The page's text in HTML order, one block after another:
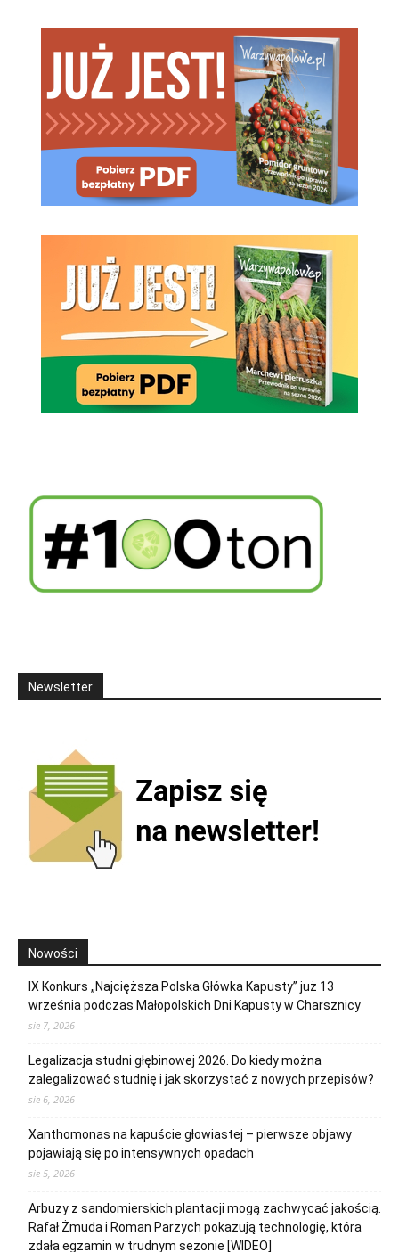
Newsletter
Nowości
IX Konkurs „Najcięższa Polska Główka Kapusty” już 13
września podczas Małopolskich Dni Kapusty w Charsznicy
sie 7, 2026
Legalizacja studni głębinowej 2026. Do kiedy można
zalegalizować studnię i jak skorzystać z nowych przepisów?
sie 6, 2026
Xanthomonas na kapuście głowiastej – pierwsze objawy
pojawiają się po intensywnych opadach
sie 5, 2026
Arbuzy z sandomierskich plantacji mogą zachwycać jakością.
Rafał Żmuda i Roman Parzych pokazują technologię, która
zdała egzamin w trudnym sezonie [WIDEO]